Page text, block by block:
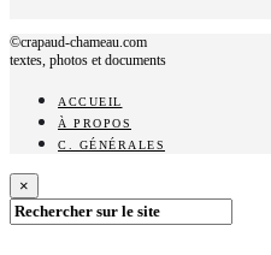
©crapaud-chameau.com
textes, photos et documents
ACCUEIL
À PROPOS
C. GÉNÉRALES
×